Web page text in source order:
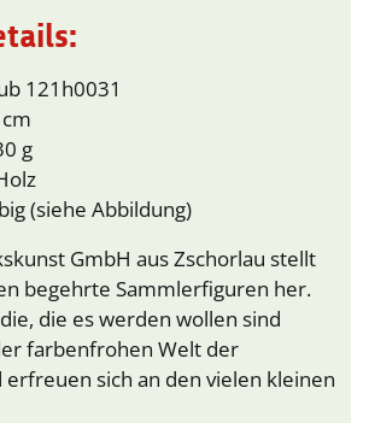
121h0031
g
(siehe Abbildung)
GmbH aus Zschorlau stellt
begehrte Sammlerfiguren her.
die es werden wollen sind
farbenfrohen Welt der
sich an den vielen kleinen